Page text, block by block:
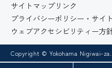
サイトマップリンク
プライバシーポリシー・サイ
ウェブアクセシビリティー方
Copyright © Yokohama Nigiwai-